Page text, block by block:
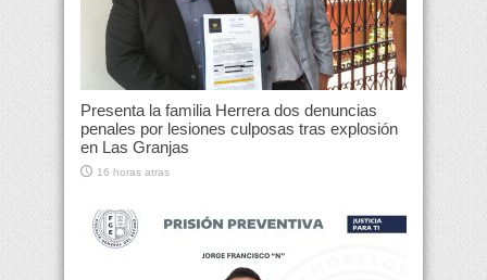
Presenta la familia Herrera dos denuncias
penales por lesiones culposas tras explosión
en Las Granjas
16 horas atras